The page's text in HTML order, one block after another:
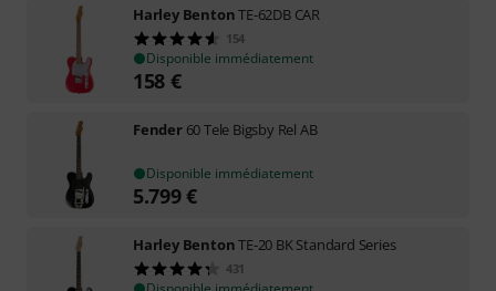
Harley BentonTE-62DB CAR
154
Disponible immédiatement
158 €
Fender 60 Tele Bigsby Rel AB
Disponible immédiatement
5.799€
Harley BentonTE-20 BK Standard Series
431